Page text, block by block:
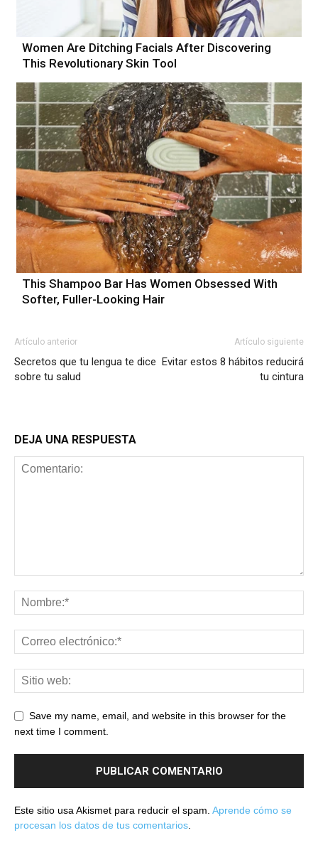
Women Are Ditching Facials After Discovering
This Revolutionary Skin Tool
This Shampoo Bar Has Women Obsessed With
Softer, Fuller-Looking Hair
Artículo anterior
Secretos que tu lengua te dice
sobre tu salud
Artículo siguiente
Evitar estos 8 hábitos reducirá
tu cintura
DEJA UNA RESPUESTA
Save my name, email, and website in this browser for the
next time I comment.
Este sitio usa Akismet para reducir el spam. Aprende cómo se
procesan los datos de tus comentarios